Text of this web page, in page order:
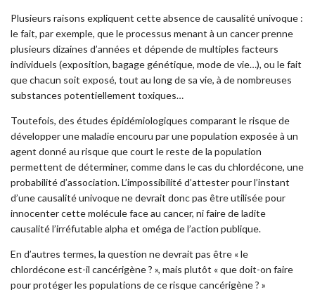
Plusieurs raisons expliquent cette absence de causalité univoque :
le fait, par exemple, que le processus menant à un cancer prenne
plusieurs dizaines d’années et dépende de multiples facteurs
individuels (exposition, bagage génétique, mode de vie…), ou le fait
que chacun soit exposé, tout au long de sa vie, à de nombreuses
substances potentiellement toxiques…
Toutefois, des études épidémiologiques comparant le risque de
développer une maladie encouru par une population exposée à un
agent donné au risque que court le reste de la population
permettent de déterminer, comme dans le cas du chlordécone, une
probabilité d’association. L’impossibilité d’attester pour l’instant
d’une causalité univoque ne devrait donc pas être utilisée pour
innocenter cette molécule face au cancer, ni faire de ladite
causalité l’irréfutable alpha et oméga de l’action publique.
En d’autres termes, la question ne devrait pas être « le
chlordécone est-il cancérigène ? », mais plutôt « que doit-on faire
pour protéger les populations de ce risque cancérigène ? »